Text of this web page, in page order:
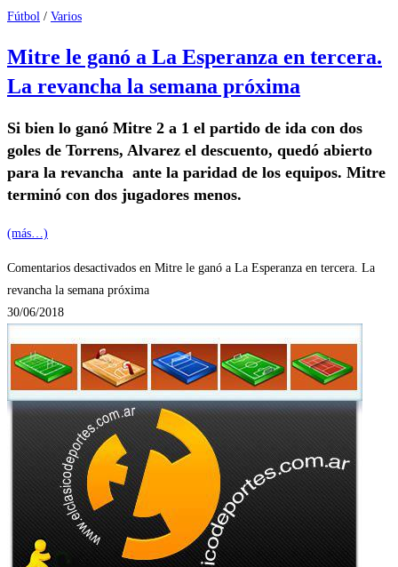
Fútbol / Varios
Mitre le ganó a La Esperanza en tercera.
La revancha la semana próxima
Si bien lo ganó Mitre 2 a 1 el partido de ida con dos
goles de Torrens, Alvarez el descuento, quedó abierto
para la revancha ante la paridad de los equipos. Mitre
terminó con dos jugadores menos.
(más…)
Comentarios desactivados en Mitre le ganó a La Esperanza en tercera. La
revancha la semana próxima
30/06/2018